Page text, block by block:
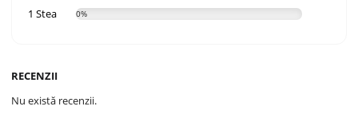
1 Stea 0%
RECENZII
Nu există recenzii.